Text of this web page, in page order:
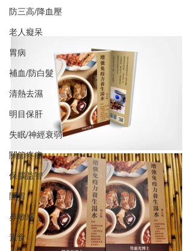
防三高/降血壓
老人癡呆
胃病
補血/防白髮
清熱去濕
明目保肝
失眠/神經衰弱
關節疼痛
保腦益智
開胃
鼻敏感
素食